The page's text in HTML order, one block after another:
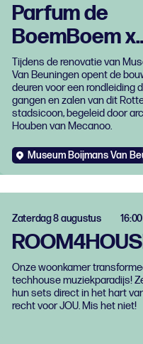
Parfum de
BoemBoem x
Renovatie
Boijmans Van
Beuningen
Tijdens de renovatie van
Van Beuningen opent de
deuren voor een rondleiding
gangen en zalen van dit
stadsicoon, begeleid door
Houben van Mecanoo.
Museum Boijmans Van
Zaterdag 8 augustus
Onze woonkamer
techhouse muziekparadijs!
hun sets direct in het hart
recht voor JOU. Mis het niet!